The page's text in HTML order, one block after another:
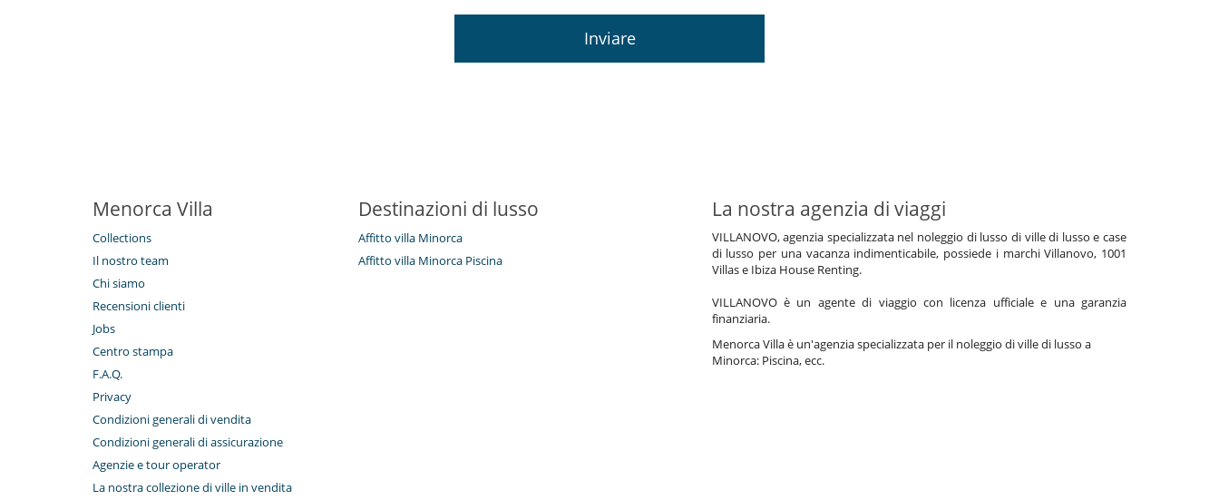
Inviare
Menorca Villa
Collections
Il nostro team
Chi siamo
Recensioni clienti
Jobs
Centro stampa
F.A.Q.
Privacy
Condizioni generali di vendita
Condizioni generali di assicurazione
Agenzie e tour operator
La nostra collezione di ville in vendita
Destinazioni di lusso
Affitto villa Minorca
Affitto villa Minorca Piscina
La nostra agenzia di viaggi
VILLANOVO, agenzia specializzata nel noleggio di lusso di ville di lusso e case
di lusso per una vacanza indimenticabile, possiede i marchi Villanovo, 1001
Villas e Ibiza House Renting.
VILLANOVO è un agente di viaggio con licenza ufficiale e una garanzia
finanziaria.
Menorca Villa è un'agenzia specializzata per il noleggio di ville di lusso a
Minorca: Piscina, ecc.